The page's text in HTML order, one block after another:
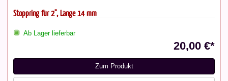
Stoppring für 2", Länge 14 mm
Ab Lager lieferbar
20,00 €*
Zum Produkt